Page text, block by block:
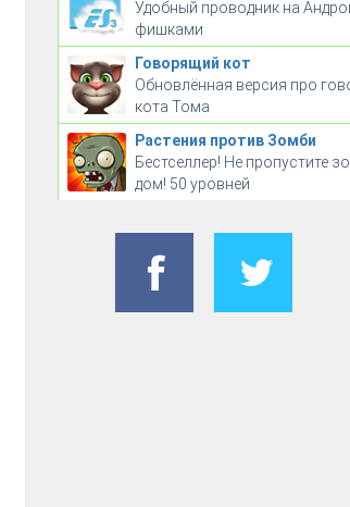
Удобный проводник на
фишками
Говорящий кот
Обновлённая версия про
кота Тома
Растения против Зомби
Бестселлер! Не пропустите
дом! 50 уровней